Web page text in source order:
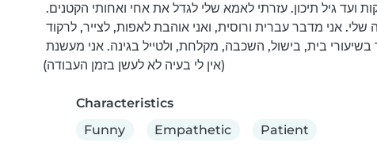
(אין לי בעיה לא לעשן בזמן העבודה)
Characteristics
Funny
Empathetic Patient